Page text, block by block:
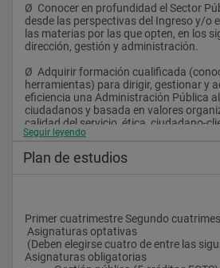
Ø  Conocer en profundidad el Sector
desde las perspectivas del Ingreso y/o
las materias por las que opten, en los
dirección, gestión y administración.
Ø  Adquirir formación cualificada
herramientas) para dirigir, gestionar y
eficiencia una Administración Pública
ciudadanos y basada en valores
calidad del servicio, ética, ciudadano-
valor, incentivos, innovación,
desarrollo del liderazgo, potenciación
comunicación, estímulo de la
dirección de recursos humanos,
tecnologías y responsabilidad por la
Seguir leyendo
Plan de estudios
Primer cuatrimestre Segundo
Asignaturas optativas
Asignaturas obligatorias